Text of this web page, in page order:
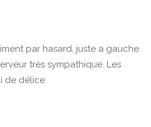
par hasard, juste a gauche
très sympathique. Les
de délice